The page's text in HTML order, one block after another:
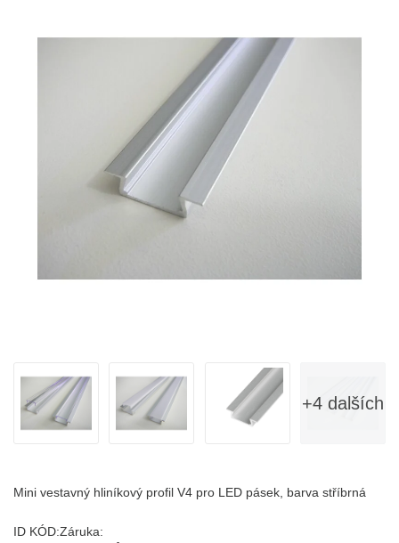
+4 dalších
Mini vestavný hliníkový profil V4 pro LED pásek, barva stříbrná
ID KÓD:Záruka: